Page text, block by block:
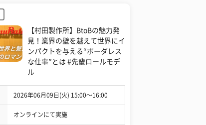
【村田製作所】BtoBの魅力発
見！業界の壁を越えて世界にイ
ンパクトを与える“ボーダレス
な仕事”とは #先輩ロールモデ
ル
2026年06月09日(火) 15:00〜16:00
オンラインにて実施